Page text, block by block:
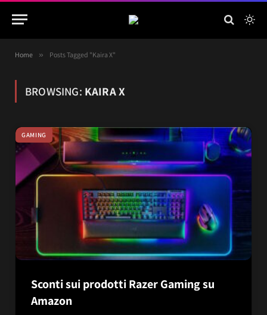
Home » Posts Tagged "Kaira X"
BROWSING: KAIRA X
GAMING
Sconti sui prodotti Razer Gaming su
Amazon